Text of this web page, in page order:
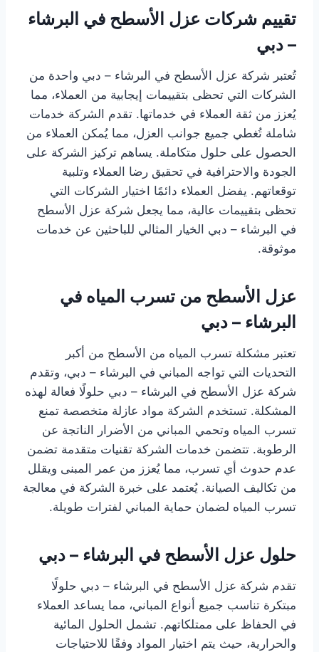
تقييم شركات عزل الأسطح في البرشاء
– دبي
تُعتبر شركة عزل الأسطح في البرشاء – دبي واحدة من
الشركات التي تحظى بتقييمات إيجابية من العملاء، مما
يُعزز من ثقة العملاء في خدماتها. تقدم الشركة خدمات
شاملة تُغطي جميع جوانب العزل، مما يُمكن العملاء من
الحصول على حلول متكاملة. يساهم تركيز الشركة على
الجودة والاحترافية في تحقيق رضا العملاء وتلبية
توقعاتهم. يفضل العملاء دائمًا اختيار الشركات التي
تحظى بتقييمات عالية، مما يجعل شركة عزل الأسطح
في البرشاء – دبي الخيار المثالي للباحثين عن خدمات
موثوقة.
عزل الأسطح من تسرب المياه في
البرشاء – دبي
تعتبر مشكلة تسرب المياه من الأسطح من أكبر
التحديات التي تواجه المباني في البرشاء – دبي، وتقدم
شركة عزل الأسطح في البرشاء – دبي حلولًا فعالة لهذه
المشكلة. تستخدم الشركة مواد عازلة متخصصة تمنع
تسرب المياه وتحمي المباني من الأضرار الناتجة عن
الرطوبة. تتضمن خدمات الشركة تقنيات متقدمة تضمن
عدم حدوث أي تسرب، مما يُعزز من عمر المبنى ويقلل
من تكاليف الصيانة. يُعتمد على خبرة الشركة في معالجة
تسرب المياه لضمان حماية المباني لفترات طويلة.
حلول عزل الأسطح في البرشاء – دبي
تقدم شركة عزل الأسطح في البرشاء – دبي حلولًا
مبتكرة تناسب جميع أنواع المباني، مما يساعد العملاء
في الحفاظ على ممتلكاتهم. تشمل الحلول المائية
والحرارية، حيث يتم اختيار المواد وفقًا للاحتياجات